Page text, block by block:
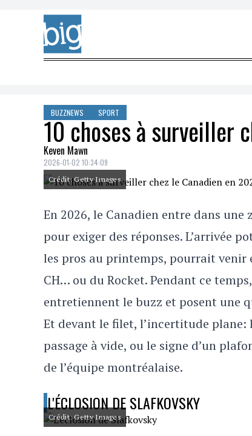
Skip to content
BUZZNEWS SPORT
10 choses à surveiller
Keven Mawn
2026-01-02 10:34:09
Crédit: Getty Images
En 2026, le Canadien entre dans
pour exiger des réponses. L’arrivée
les pros au printemps, pourrait venir
CH… ou du Rocket. Pendant ce
entretiennent le buzz et posent une
Et devant le filet, l’incertitude plane:
passage à vide, ou le signe d’un
de l’équipe montréalaise.
L'ÉCLOSION DE SLAFKOVSKY
Crédit: Getty Images